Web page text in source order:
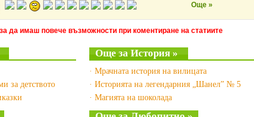
Още »
да имаш повече възможности при коментиране на статиите
за детството
Още за История »
· Мрачната история на вилицата
· Историята на легендарния „Шанел” № 5
· Магията на шоколада